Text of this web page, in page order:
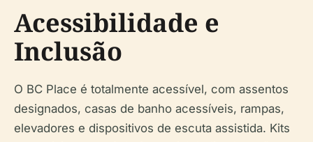
Acessibilidade e
Inclusão
O BC Place é totalmente acessível, com assentos
designados, casas de banho acessíveis, rampas,
elevadores e dispositivos de escuta assistida. Kits